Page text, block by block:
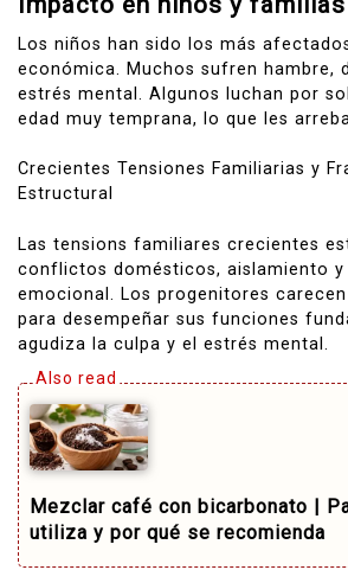
Los niños han sido los más
económica. Muchos sufren hambre,
estrés mental. Algunos luchan por
edad muy temprana, lo que les
Crecientes Tensiones Familiarias y
Estructural
Las tensions familiares crecientes
conflictos domésticos, aislamiento y
emocional. Los progenitores
para desempeñar sus funciones
agudiza la culpa y el estrés mental.
Mezclar café con bicarbonato |
utiliza y por qué se recomienda